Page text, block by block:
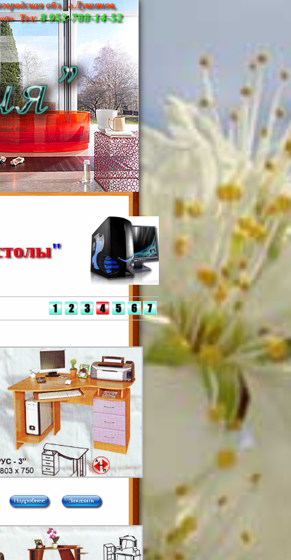
обл., г.Лукоянов,
«а» Тел:8 952-788-14-52
"